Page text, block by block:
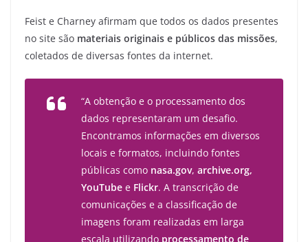
Feist e Charney afirmam que todos os dados presentes
no site são materiais originais e públicos das missões,
coletados de diversas fontes da internet.
“A obtenção e o processamento dos
dados representaram um desafio.
Encontramos informações em diversos
locais e formatos, incluindo fontes
públicas como nasa.gov, archive.org,
YouTube e Flickr. A transcrição de
comunicações e a classificação de
imagens foram realizadas em larga
escala utilizando processamento de